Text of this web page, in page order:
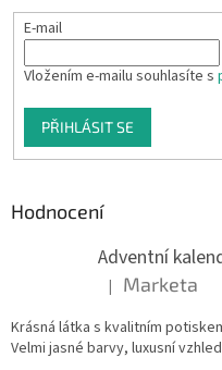
E-mail
Vložením e-mailu souhlasíte s
PŘIHLÁSIT SE
Hodnocení
Hodnocení
| Marketa
Krásná látka s kvalitním
Velmi jasné barvy, luxusní